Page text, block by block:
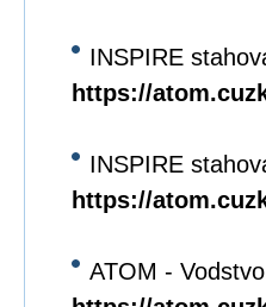
INSPIRE
https://
INSPIRE
https://
ATOM -